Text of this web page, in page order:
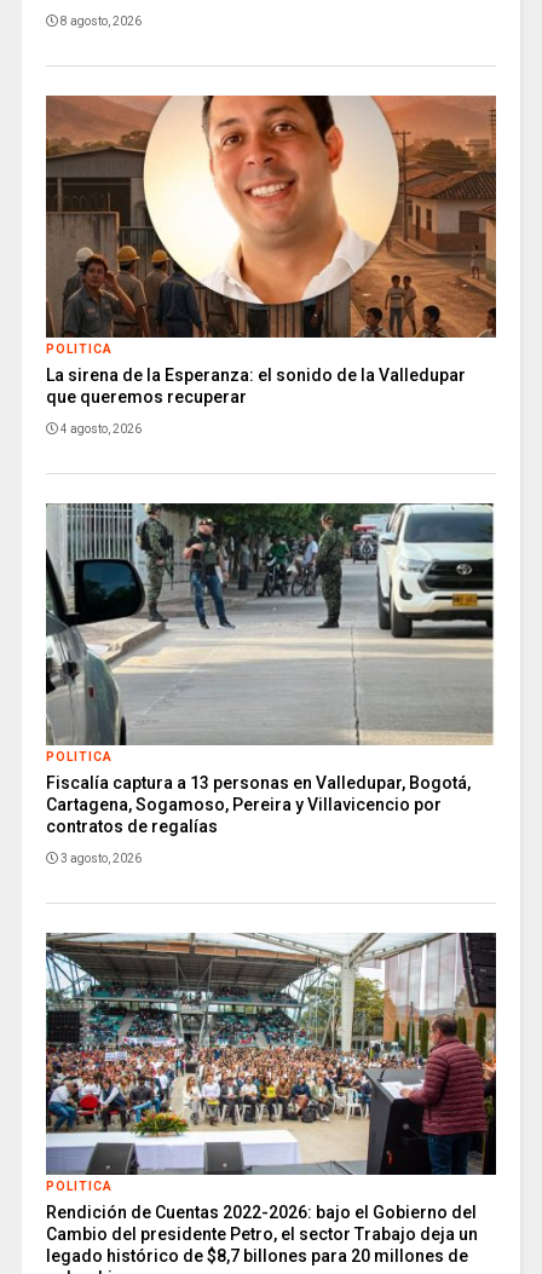
8 agosto, 2026
POLITICA
La sirena de la Esperanza: el sonido de la Valledupar
que queremos recuperar
4 agosto, 2026
POLITICA
Fiscalía captura a 13 personas en Valledupar, Bogotá,
Cartagena, Sogamoso, Pereira y Villavicencio por
contratos de regalías
3 agosto, 2026
POLITICA
Rendición de Cuentas 2022-2026: bajo el Gobierno del
Cambio del presidente Petro, el sector Trabajo deja un
legado histórico de $8,7 billones para 20 millones de